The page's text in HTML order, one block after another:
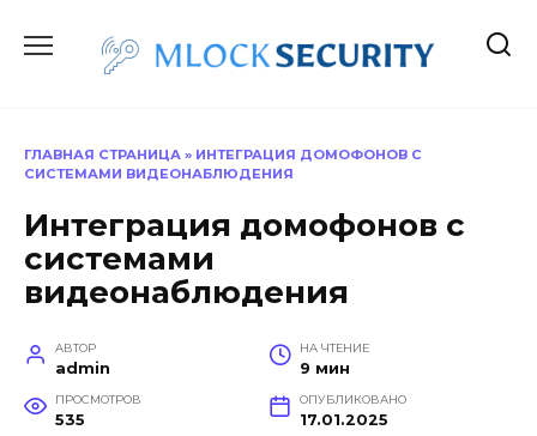
содержанию
ГЛАВНАЯ СТРАНИЦА » ИНТЕГРАЦИЯ ДОМОФОНОВ С
СИСТЕМАМИ ВИДЕОНАБЛЮДЕНИЯ
Интеграция домофонов с
системами
видеонаблюдения
АВТОР
admin
НА ЧТЕНИЕ
9 мин
ПРОСМОТРОВ
535
ОПУБЛИКОВАНО
17.01.2025